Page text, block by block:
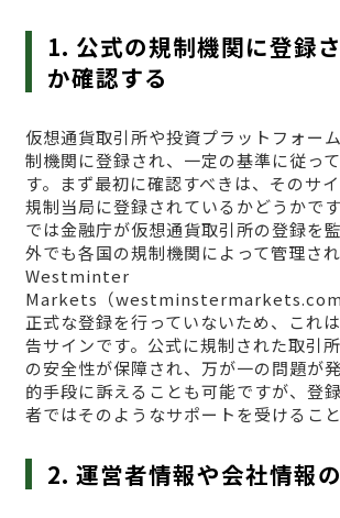
1. 公式の規制機関に登録
か確認する
仮想通貨取引所や投資プラットフォー
制機関に登録され、一定の基準に従っ
す。まず最初に確認すべきは、そのサ
規制当局に登録されているかどうかで
では金融庁が仮想通貨取引所の登録を
外でも各国の規制機関によって管理され
Westminter
Markets（westminstermarkets.com
正式な登録を行っていないため、これ
告サインです。公式に規制された取引
の安全性が保障され、万が一の問題が
的手段に訴えることも可能ですが、登
者ではそのようなサポートを受けるこ
2. 運営者情報や会社情報